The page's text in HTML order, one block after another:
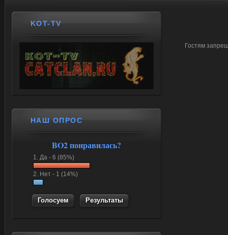
Гостям
KOT-TV
НАШ ОПРОС
BO2 понравилась?
1. Да - 6 (85%)
2. Нет - 1 (14%)
Результаты